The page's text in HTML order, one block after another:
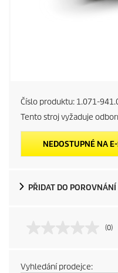
Číslo produktu: 1.071-
Tento stroj vyžaduje
NEDOSTUPNÉ NA
PŘIDAT DO POROVNÁNÍ
(0)
Vyhledání prodejce: